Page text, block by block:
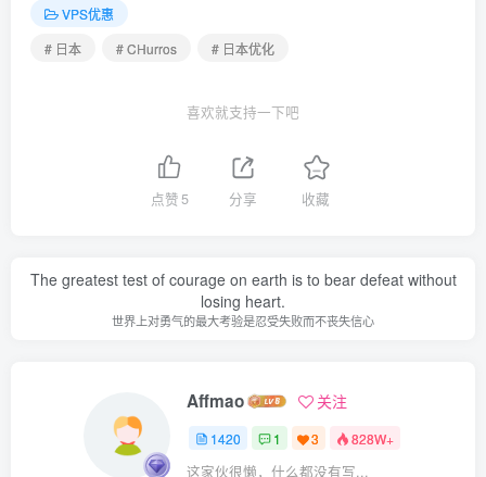
VPS优惠
# 日本
# CHurros # 日本优化
喜欢就支持一下吧
点赞 5 分享 收藏
The greatest test of courage on earth is to bear defeat without
losing heart.
世界上对勇气的最大考验是忍受失败而不丧失信心
Affmao 关注
1420 1 3 828W+
这家伙很懒，什么都没有写...